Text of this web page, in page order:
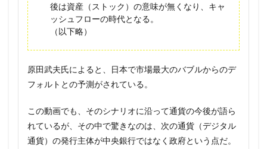
後は資産（ストック）の意味が無くなり、キャ
ッシュフローの時代となる。
（以下略）
原田武夫氏によると、日本で市場最大のバブルからのデ
フォルトとの予測がされている。
この動画でも、そのシナリオに沿って通貨の今後が語ら
れているが、その中で驚きなのは、次の通貨（デジタル
通貨）の発行主体が中央銀行ではなく政府という点だ。